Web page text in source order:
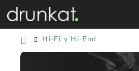
Hi-Fi y Hi-End